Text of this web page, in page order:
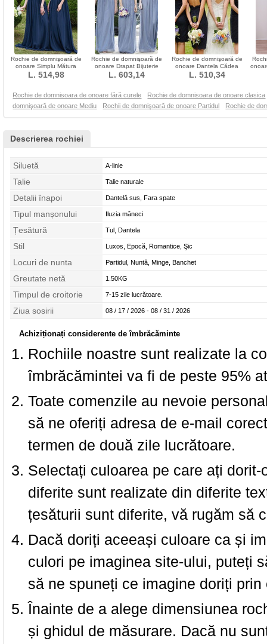
Rochie de domnişoară de
onoare Simplu Mătura
Conservatie Curea cu
margele
L. 514,98
Rochie de domnişoară de
onoare Drapat Bijuterie
Fără mâneci Talie naturală
L. 603,14
Rochie de domnişoară de
onoare Dantela Cădea
Mâneci plafonate
L. 510,34
Rochie de domnisoara de onoare fără curele
Rochie de domnisoara de onoare clasica
domnişoară de onoare Mediu
Rochii de domnişoară de onoare Partidul Rochie de
Descrierea rochiei
Siluetă A-linie
Talie Talie naturale
Detalii înapoi Dantelă sus, Fara spate
Tipul manșonului Iluzia mâneci
Țesătură Tul, Dantela
Stil Luxos, Epocă, Romantice, Şic
Locuri de nunta Partidul, Nuntă, Minge, Banchet
Greutate netă 1.50KG
Timpul de croitorie 7-15 zile lucrătoare.
Ziua sosirii 08 / 17 / 2026 - 08 / 31 / 2026
Achiziționați considerente de îmbrăcăminte
Rochiile noastre sunt realizate la
îmbrăcămintei va fi de peste 95%
Toate comenzile au nevoie
să ne oferiți adresa de e-mail
termen de două zile lucrătoare.
Selectați culoarea pe care ați
diferite sunt realizate din diferite
țesăturii sunt diferite, vă rugăm să
Dacă doriți aceeași culoare ca și
culori pe imaginea site-ului, puteți
să ne spuneți ce imagine doriți prin
Înainte de a alege dimensiunea
și ghidul de măsurare. Dacă nu